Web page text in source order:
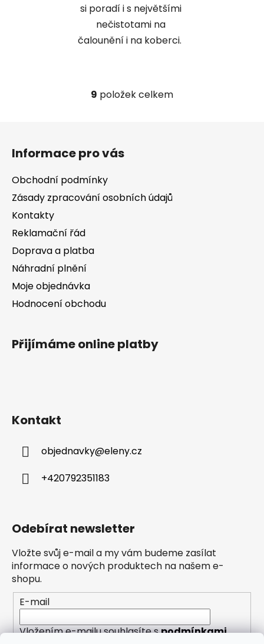
si poradí i s největšími
nečistotami na
čalounění i na koberci.
O
í
p
9 položek celkem
Informace pro vás
Obchodní podmínky
Zásady zpracování osobních údajů
Kontakty
Reklamační řád
Doprava a platba
Náhradní plnění
Moje objednávka
Hodnocení obchodu
Přijímáme online platby
Kontakt
objednavky@eleny.cz
+420792351183
Odebírat newsletter
Vložte svůj e-mail a my vám budeme zasílat
informace o nových produktech na našem e-
shopu.
E-mail
Vložením e-mailu souhlasíte spodmínkami